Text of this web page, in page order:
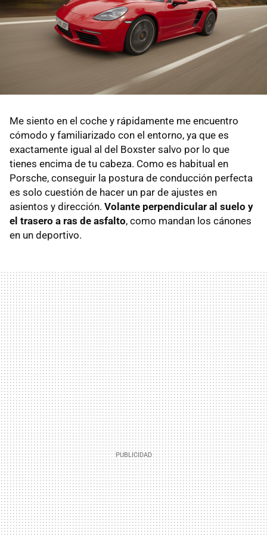
Me siento en el coche y rápidamente me encuentro
cómodo y familiarizado con el entorno, ya que es
exactamente igual al del Boxster salvo por lo que
tienes encima de tu cabeza. Como es habitual en
Porsche, conseguir la postura de conducción perfecta
es solo cuestión de hacer un par de ajustes en
asientos y dirección. Volante perpendicular al suelo y
el trasero a ras de asfalto, como mandan los cánones
en un deportivo.